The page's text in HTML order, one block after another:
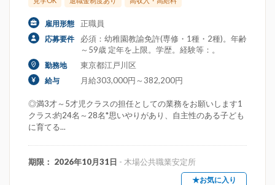
雇用形態 正職員
応募要件
必須：幼稚園教諭免許(専修・1種・2種)。年齢
～59歳 定年を上限。学歴。経験等：。
勤務地 東京都江戸川区
給与 月給303,000円～382,200円
◎満3才～5才児クラスの担任としての業務をお願いします1
クラス:約24名～28名*思いやりがあり、自主性のある子ども
に育てる...
期限： 2026年10月31日 - 木場公共職業安定所
★お気に入り